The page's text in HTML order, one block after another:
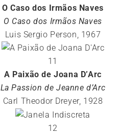
O Caso dos Irmãos Naves
O Caso dos Irmãos Naves
Luis Sergio Person, 1967
11
A Paixão de Joana D’Arc
La Passion de Jeanne d’Arc
Carl Theodor Dreyer, 1928
12